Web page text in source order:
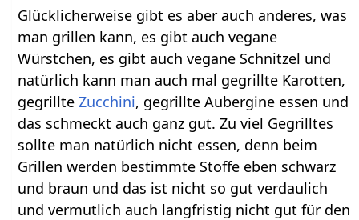
Glücklicherweise gibt es aber auch anderes, was
man grillen kann, es gibt auch vegane
Würstchen, es gibt auch vegane Schnitzel und
natürlich kann man auch mal gegrillte Karotten,
gegrillteZucchini, gegrillte Aubergine essen und
das schmeckt auch ganz gut. Zu viel Gegrilltes
sollte man natürlich nicht essen, denn beim
Grillen werden bestimmte Stoffe eben schwarz
und braun und das ist nicht so gut verdaulich
und vermutlich auch langfristig nicht gut für den